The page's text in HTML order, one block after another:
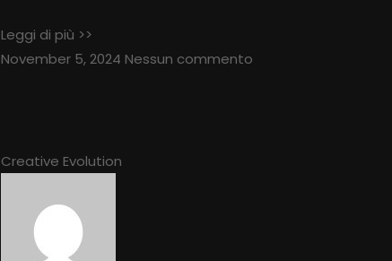
Leggi di più >>
November 5, 2024 Nessun commento
Creative Evolution